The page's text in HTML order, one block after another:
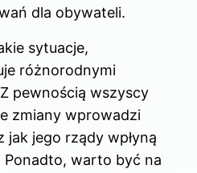
dla obywateli.
sytuacje,
różnorodnymi
pewnością wszyscy
zmiany wprowadzi
jego rządy wpłyną
Ponadto, warto być na